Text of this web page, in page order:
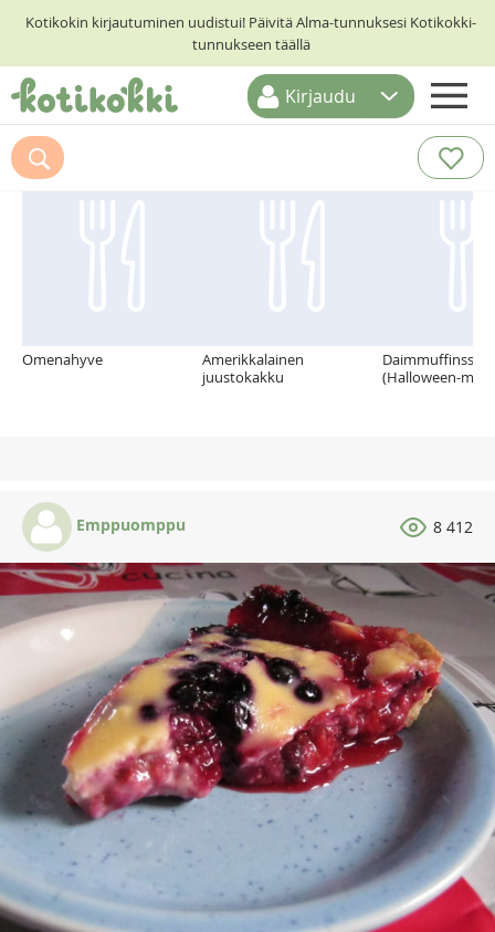
Kotikokin kirjautuminen uudistui! Päivitä Alma-tunnuksesi Kotikokki-
tunnukseen täällä
ETUSIVU
RESEPTIHAKU
Kirjaudu
Suosittelemme myös
Omenahyve
Amerikkalainen
juustokakku
Daimmuffinssi
(Halloween-
Emppuomppu 8 412